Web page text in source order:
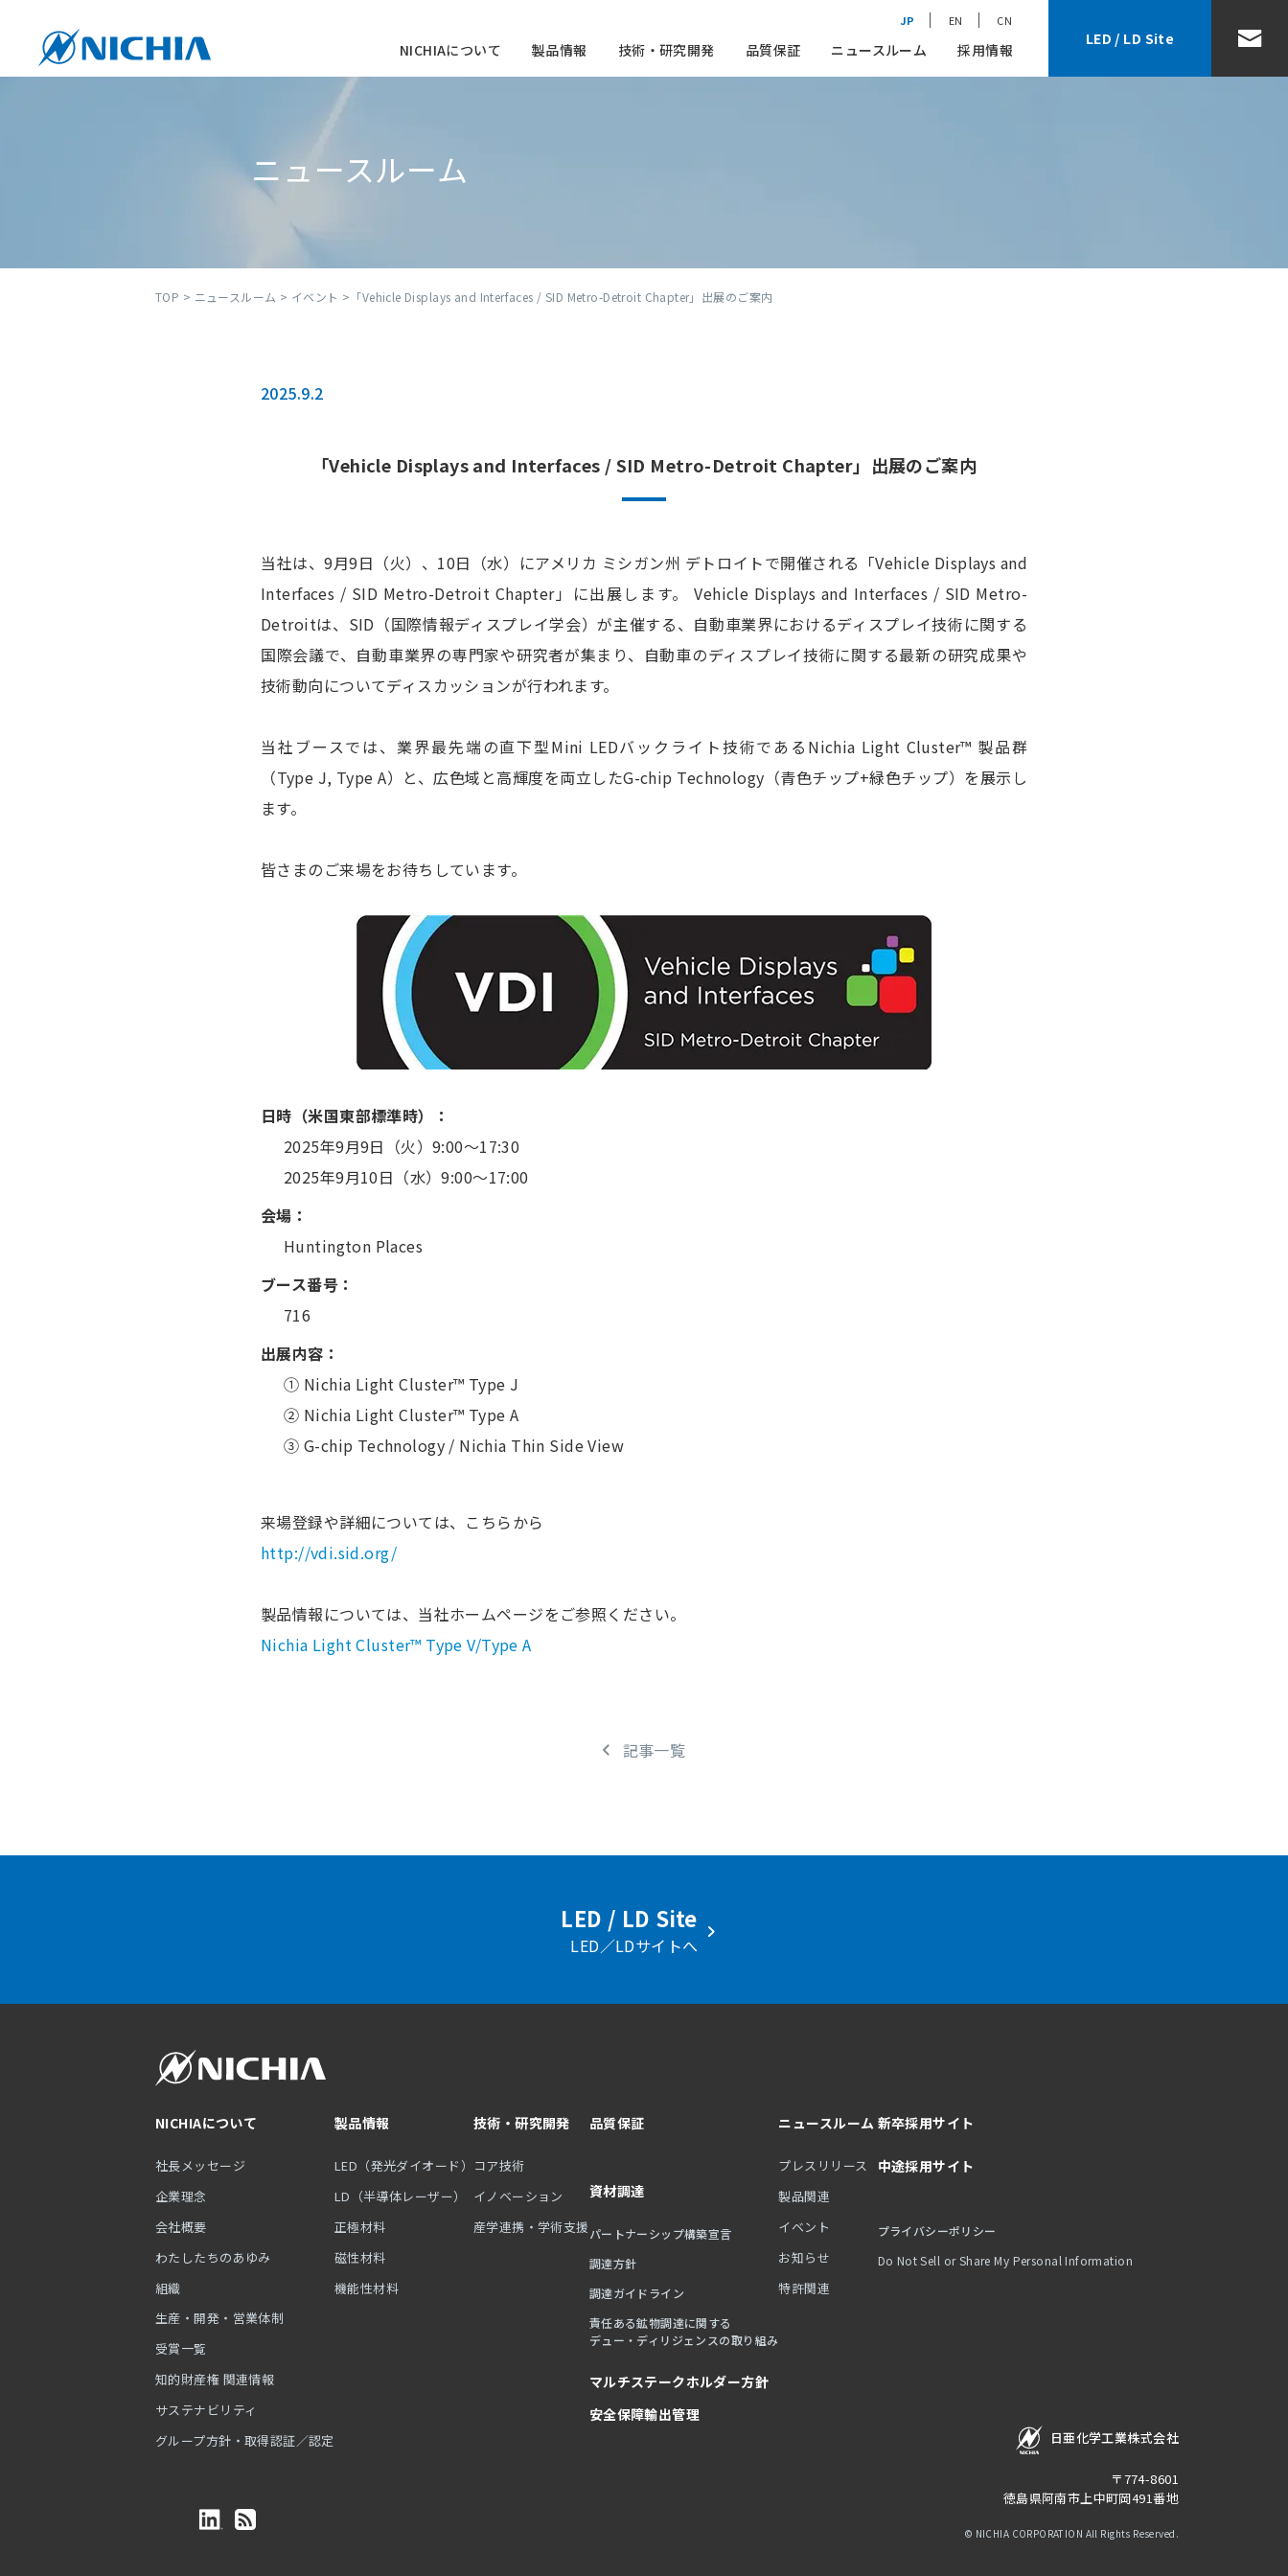
NICHIAについて 製品情報 技術・研究開発 品質保証 ニュースルーム 採用情報
JP EN CN
LED / LD Site
ニュースルーム
TOP > ニュースルーム > イベント >「Vehicle Displays and Interfaces / SID Metro-Detroit Chapter」出展のご案内
2025.9.2
「Vehicle Displays and Interfaces / SID Metro-Detroit Chapter」出展のご案内
当社は、9月9日（火）、10日（水）にアメリカ ミシガン州 デトロイトで開催される「Vehicle Displays and
Interfaces / SID Metro-Detroit Chapter」に出展します。 Vehicle Displays and Interfaces / SID Metro-
Detroitは、SID（国際情報ディスプレイ学会）が主催する、自動車業界におけるディスプレイ技術に関する
国際会議で、自動車業界の専門家や研究者が集まり、自動車のディスプレイ技術に関する最新の研究成果や
技術動向についてディスカッションが行われます。
当社ブースでは、業界最先端の直下型Mini LEDバックライト技術であるNichia Light Cluster™ 製品群
（Type J, Type A）と、広色域と高輝度を両立したG-chip Technology（青色チップ+緑色チップ）を展示し
ます。
皆さまのご来場をお待ちしています。
日時（米国東部標準時）：
2025年9月9日（火）9:00～17:30
2025年9月10日（水）9:00～17:00
会場：
Huntington Places
ブース番号：
716
出展内容：
① Nichia Light Cluster™ Type J
② Nichia Light Cluster™ Type A
➂ G-chip Technology / Nichia Thin Side View
来場登録や詳細については、こちらから
http://vdi.sid.org/
製品情報については、当社ホームページをご参照ください。
Nichia Light Cluster™ Type V/Type A
記事一覧
LED / LD Site
LED／LDサイトへ
NICHIAについて
社長メッセージ
企業理念
会社概要
わたしたちのあゆみ
組織
生産・開発・営業体制
受賞一覧
知的財産権 関連情報
サステナビリティ
グループ方針・取得認証／認定
製品情報
LED（発光ダイオード）
LD（半導体レーザー）
正極材料
磁性材料
機能性材料
技術・研究開発
コア技術
イノベーション
産学連携・学術支援
品質保証
資材調達
パートナーシップ構築宣言
調達方針
調達ガイドライン
責任ある鉱物調達に関する
デュー・ディリジェンスの取り組み
マルチステークホルダー方針
安全保障輸出管理
ニュースルーム
プレスリリース
製品関連
イベント
お知らせ
特許関連
新卒採用サイト
中途採用サイト
プライバシーポリシー
Do Not Sell or Share My Personal Information
日亜化学工業株式会社
〒774-8601
徳島県阿南市上中町岡491番地
© NICHIA CORPORATION All Rights Reserved.